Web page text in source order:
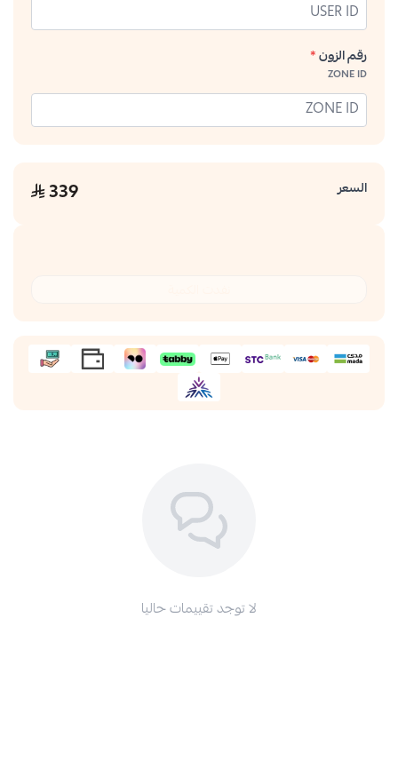
رقم الزون*
ZONE ID
السعر 339
لا توجد تقييمات حاليا